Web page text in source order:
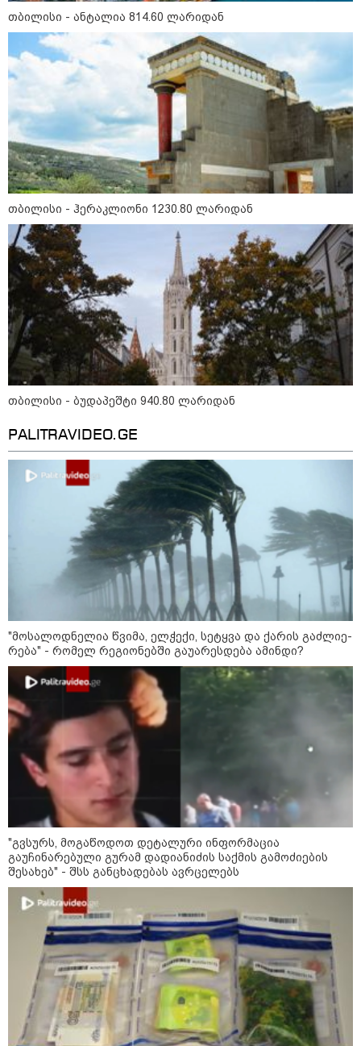
თბილისი - ჰერაკლიონი 1230.80
ლარიდან
თბილისი - ბუდაპეშტი 940.80
ლარიდან
თბილისი - რომი 1226.70 ლარიდან
მნიშვნელოვანი ინფორმაცია
Hisense წარმოგიდგენთ გზავნილს "ინოვაციები
უკეთესი ცხოვრებისათვის" FIFA-ს 2026 წლის
15:49 / 06-08-2026
შეიძინე ალდაგის სამოგზაურო დაზღვევა და
მიიღე გაორმაგებული ინტერნეტი
თბილისი - ანტალია 814.60 ლარიდან
თბილისი - ჰერაკლიონი 1230.80 ლარიდან
თბილისი - ბუდაპეშტი 940.80 ლარიდან
PALITRAVIDEO.GE
"მოსალოდნელია წვიმა, ელ­ჭე­ქი, სე­ტყვა და ქა­რის გაძ­ლი­ე­
რე­ბა" - რომელ რეგიონებში გაუარესდება ამინდი?
"გვსურს, მოგაწოდოთ დეტალური ინფორმაცია
გაუჩინარებული გურამ დადიანიძის საქმის გამოძიების
შესახებ" - შსს განცხადებას ავრცელებს